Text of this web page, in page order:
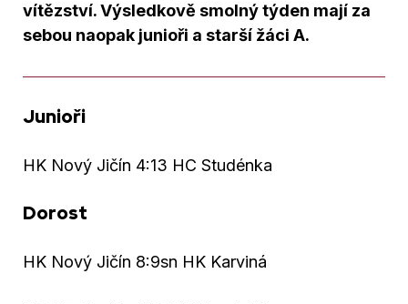
vítězství. Výsledkově smolný týden mají za
sebou naopak junioři a starší žáci A.
Junioři
HK Nový Jičín 4:13 HC Studénka
Dorost
HK Nový Jičín 8:9sn HK Karviná